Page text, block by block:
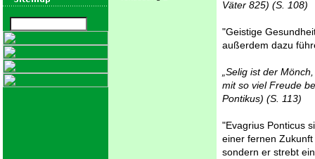
Väter 825) (S. 108)
"Geistige
außerdem dazu
„Selig ist der
mit so viel Freude
Pontikus) (S. 113)
"Evagrius Ponticus
einer fernen
sondern er strebt